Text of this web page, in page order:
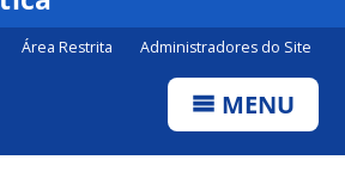
Área Restrita Administradores do Site
MENU